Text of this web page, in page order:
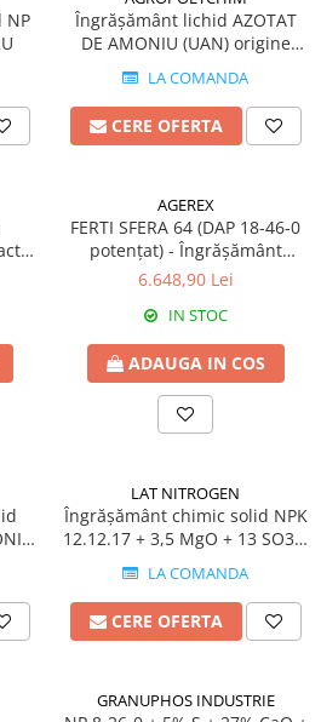
NP
Îngrășământ lichid AZOTAT
DE AMONIU (UAN) origine
LA COMANDA
CERE OFERTA
AGEREX
FERTI SFERA 64 (DAP 18-46-0
potențat) - Îngrășământ
chimic solid
6.648,90 Lei
IN STOC
ADAUGA IN COS
LAT NITROGEN
Îngrășământ chimic solid NPK
12.12.17 + 3,5 MgO + 13 SO3 +
B + Zn origine Austria
LA COMANDA
CERE OFERTA
GRANUPHOS INDUSTRIE